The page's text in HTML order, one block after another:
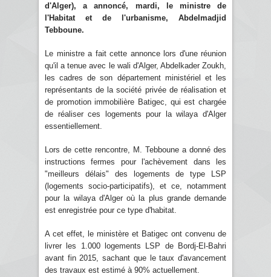
d'Alger), a annoncé, mardi, le ministre de
l'Habitat et de l'urbanisme, Abdelmadjid
Tebboune.
Le ministre a fait cette annonce lors d'une réunion
qu'il a tenue avec le wali d'Alger, Abdelkader Zoukh,
les cadres de son département ministériel et les
représentants de la société privée de réalisation et
de promotion immobilière Batigec, qui est chargée
de réaliser ces logements pour la wilaya d'Alger
essentiellement.
Lors de cette rencontre, M. Tebboune a donné des
instructions fermes pour l'achèvement dans les
"meilleurs délais" des logements de type LSP
(logements socio-participatifs), et ce, notamment
pour la wilaya d'Alger où la plus grande demande
est enregistrée pour ce type d'habitat.
A cet effet, le ministère et Batigec ont convenu de
livrer les 1.000 logements LSP de Bordj-El-Bahri
avant fin 2015, sachant que le taux d'avancement
des travaux est estimé à 90% actuellement.